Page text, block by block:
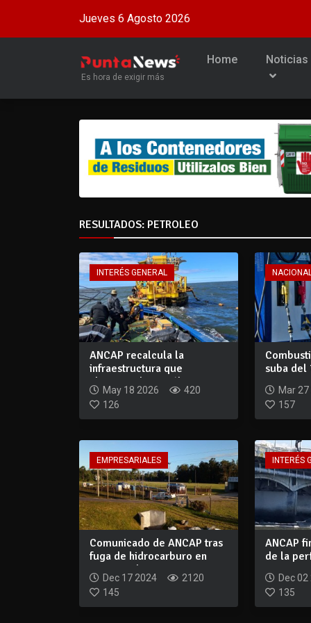
Jueves 6 Agosto 2026
Es hora de exigir más
Home Noticias
RESULTADOS: PETROLEO
INTERÉS GENERAL
ANCAP recalcula la
infraestructura que
abastece de petróleo...
May 18 2026
420
126
suba del
activa
Mar
157
EMPRESARIALES
Comunicado de ANCAP tras
fuga de hidrocarburo en
Ruta Interb...
Dec 17 2024
2120
145
INTERÉS
ANCAP
de la
Dec
135